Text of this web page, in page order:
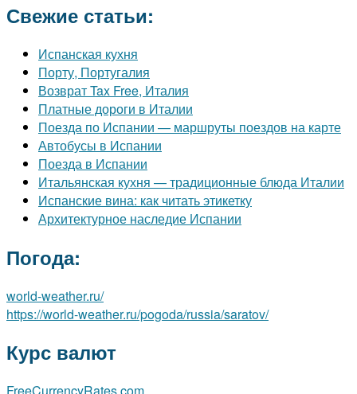
Свежие статьи:
Испанская кухня
Порту, Португалия
Возврат Tax Free, Италия
Платные дороги в Италии
Поезда по Испании — маршруты поездов на карте
Автобусы в Испании
Поезда в Испании
Итальянская кухня — традиционные блюда Италии
Испанские вина: как читать этикетку
Архитектурное наследие Испании
Погода:
world-weather.ru/
https://world-weather.ru/pogoda/russia/saratov/
Курс валют